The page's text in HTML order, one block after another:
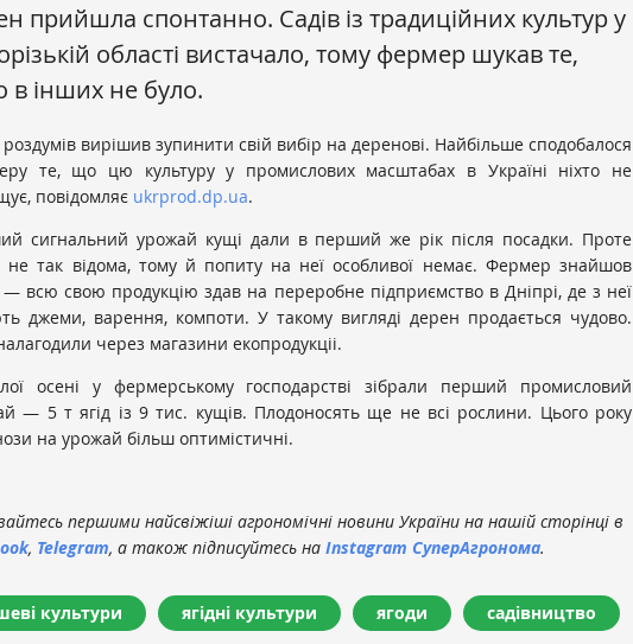
прийшла спонтанно. Садів із традиційних культур у
області вистачало, тому фермер шукав те,
в інших не було.
роздумів вирішив зупинити свій вибір на деренові. Найбільше сподобалося
те, що цю культуру у промислових масштабах в Україні ніхто не
повідомляє ukrprod.dp.ua.
сигнальний урожай кущі дали в перший же рік після посадки. Проте
не так відома, тому й попиту на неї особливої ​​немає. Фермер знайшов
— всю свою продукцію здав на переробне підприємство в Дніпрі, де з неї
джеми, варення, компоти. У такому вигляді дерен продається чудово.
через магазини екопродукціі.
осені у фермерському господарстві зібрали перший промисловий
— 5 т ягід із 9 тис. кущів. Плодоносять ще не всі рослини. Цього року
на урожай більш оптимістичні.
першими найсвіжіші агрономічні новини України на нашій сторінці в
, Telegram, а також підписуйтесь на Instagram СуперАгронома.
культури ягідні культури ягоди садівництво